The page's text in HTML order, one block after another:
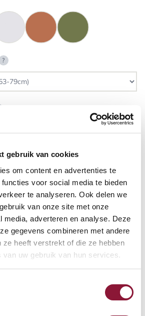
gebruik van cookies
om content en advertenties te
voor social media te bieden
te analyseren. Ook delen we
van onze site met onze
media, adverteren en analyse. Deze
gegevens combineren met andere
ze heeft verstrekt of die ze hebben
uw gebruik van hun services.
?
ALUMINIUM ?